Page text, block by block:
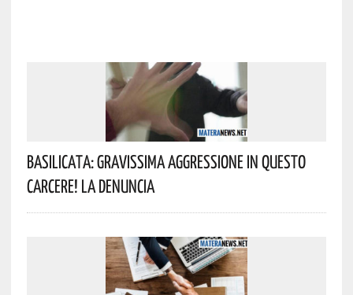
Basilicata: Gravissima Aggressione In Questo
Carcere! La Denuncia